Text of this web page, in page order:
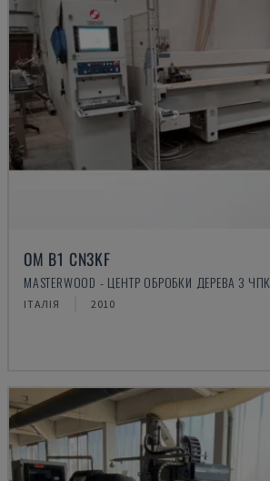
OM B1 CN3KF
MASTERWOOD - ЦЕНТР ОБРОБКИ ДЕРЕВА З ЧПК
ІТАЛІЯ 2010